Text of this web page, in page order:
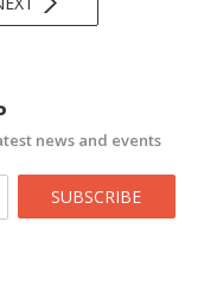
news and events
SUBSCRIBE